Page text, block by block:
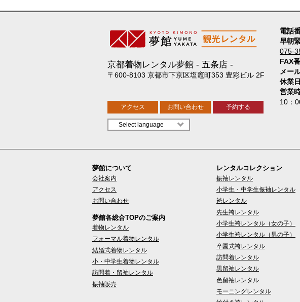
電話
早朝
075-
FAX
メー
休業日
営業
10：
京都着物レンタル夢館 五条店
〒600-8103 京都市下京区塩竈町353 豊彩ビル 2F
アクセス お問い合わせ 予約する
夢館について
会社案内
アクセス
お問い合わせ
夢館各総合TOPのご案内
着物レンタル
フォーマル着物レンタル
結婚式着物レンタル
小・中学生着物レンタル
訪問着・留袖レンタル
振袖販売
レンタルコレクション
振袖レンタル
小学生・中学生振袖レンタル
袴レンタル
先生袴レンタル
小学生袴レンタル（女の子）
小学生袴レンタル（男の子）
卒園式袴レンタル
訪問着レンタル
黒留袖レンタル
色留袖レンタル
モーニングレンタル